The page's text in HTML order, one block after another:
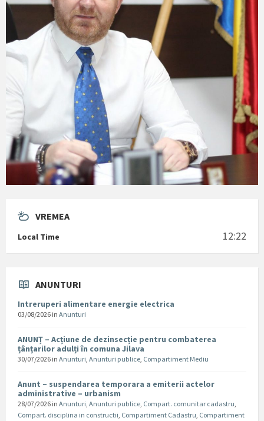
VREMEA
Local Time 12:22
ANUNTURI
Intreruperi alimentare energie electrica
03/08/2026 in Anunturi
ANUNȚ – Acțiune de dezinsecție pentru combaterea
țânțarilor adulți în comuna Jilava
30/07/2026 in Anunturi, Anunturi publice, Compartiment Mediu
Anunt – suspendarea temporara a emiterii actelor
administrative – urbanism
28/07/2026 in Anunturi, Anunturi publice, Compart. comunitar cadastru,
Compart. disciplina in constructii, Compartiment Cadastru, Compartiment